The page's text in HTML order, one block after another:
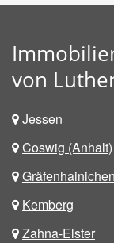
von
Jessen
Coswig (Anhalt)
Gräfenhainichen
Kemberg
Zahna-Elster